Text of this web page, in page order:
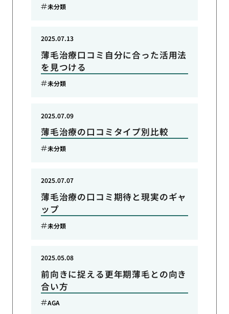
未分類
薄毛治療口コミ自分に合った活用法
を見つける
2025.07.13
未分類
薄毛治療の口コミタイプ別比較
2025.07.09
未分類
薄毛治療の口コミ期待と現実のギャ
ップ
2025.07.07
未分類
前向きに捉える更年期薄毛との向き
合い方
2025.05.08
AGA